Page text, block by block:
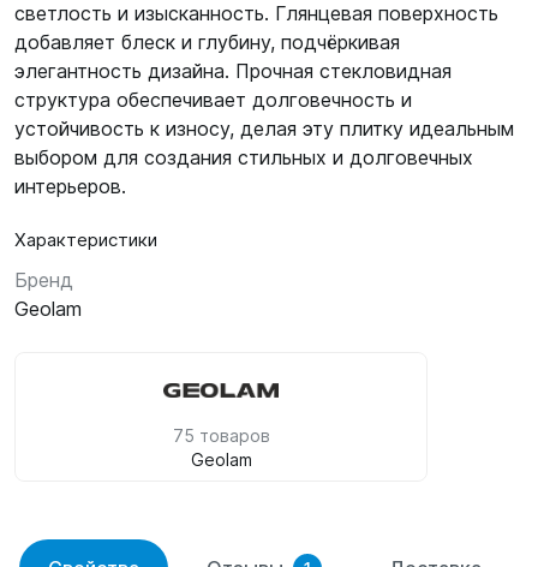
светлость и изысканность. Глянцевая поверхность
добавляет блеск и глубину, подчёркивая
элегантность дизайна. Прочная стекловидная
структура обеспечивает долговечность и
устойчивость к износу, делая эту плитку идеальным
выбором для создания стильных и долговечных
интерьеров.
Характеристики
Бренд
Geolam
75 товаров
Geolam